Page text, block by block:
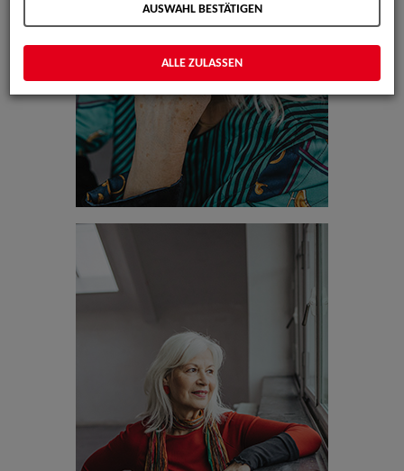
AUSWAHL BESTÄTIGEN
ALLE ZULASSEN